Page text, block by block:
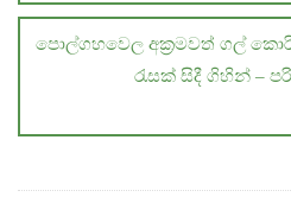
පොල්ගහවෙල අක්‍රමවත් ගල්
රැසක් සිදී ගිහින් –